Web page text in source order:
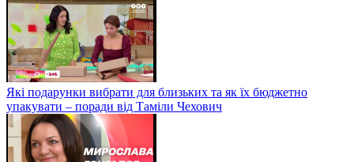
Які подарунки вибрати для близьких та як їх бюджетно
упакувати – поради від Таміли Чехович